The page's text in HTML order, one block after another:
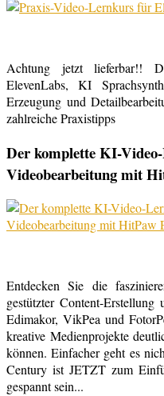
Achtung jetzt lieferbar!!
ElevenLabs, KI
Erzeugung und
zahlreiche Praxistipps
Der komplette KI-
Videobearbeitung mit
Entdecken Sie die
gestützter Content-
Edimakor, VikPea und
kreative Medienprojekte
können. Einfacher geht es
Century ist JETZT zum
gespannt sein...